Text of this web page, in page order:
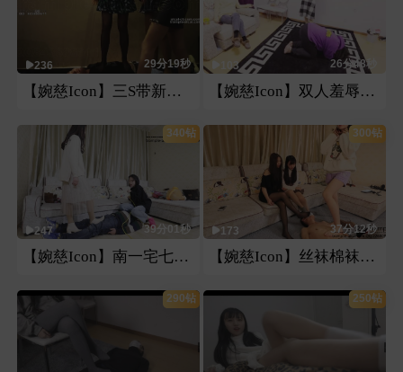
236 29分19秒
【婉慈Icon】三S带新人宅七开车
103 26分48秒
【婉慈Icon】双人羞辱女m
340钻
247 39分01秒
【婉慈Icon】南一宅七极限羞辱
300钻
173 37分12秒
【婉慈Icon】丝袜棉袜裸足恋足
290钻 250钻